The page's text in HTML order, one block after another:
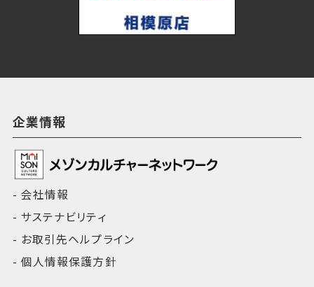
企業情報
会社情報
サステナビリティ
お取引先ヘルプライン
個人情報保護方針